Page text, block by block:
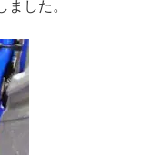
した。